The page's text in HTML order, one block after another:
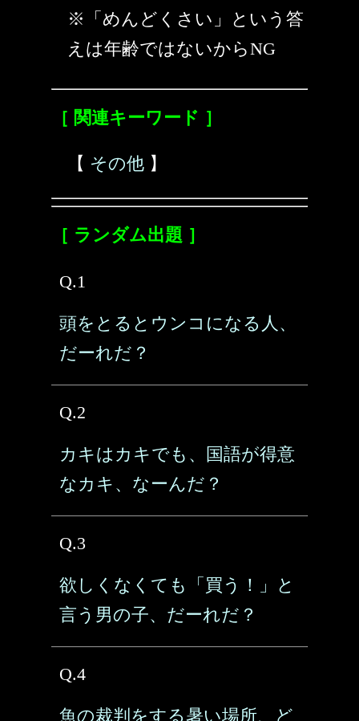
※「めんどくさい」という答
えは年齢ではないからNG
［ 関連キーワード ］
【 その他 】
［ ランダム出題 ］
Q.1
頭をとるとウンコになる人、
だーれだ？
Q.2
カキはカキでも、国語が得意
なカキ、なーんだ？
Q.3
欲しくなくても「買う！」と
言う男の子、だーれだ？
Q.4
魚の裁判をする暑い場所、ど